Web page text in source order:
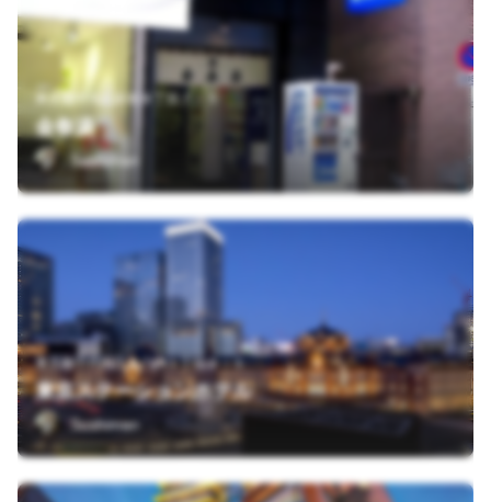
東京都中央区銀座８丁目７－５
金春湯
Sushiman
東京都千代田区丸の内１丁目９－１
東京ステーションホテル
Sushiman